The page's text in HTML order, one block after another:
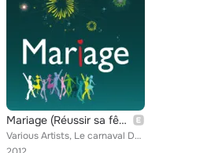
Mariage (Réussir sa fête de mariage)
Various Artists, Le carnaval Dunkerquois, DJ Adolphe, Pan Pan Master, Kris Law, Defer et s'n'orchess', Le Ch'ti Orkestra, Omnibu...